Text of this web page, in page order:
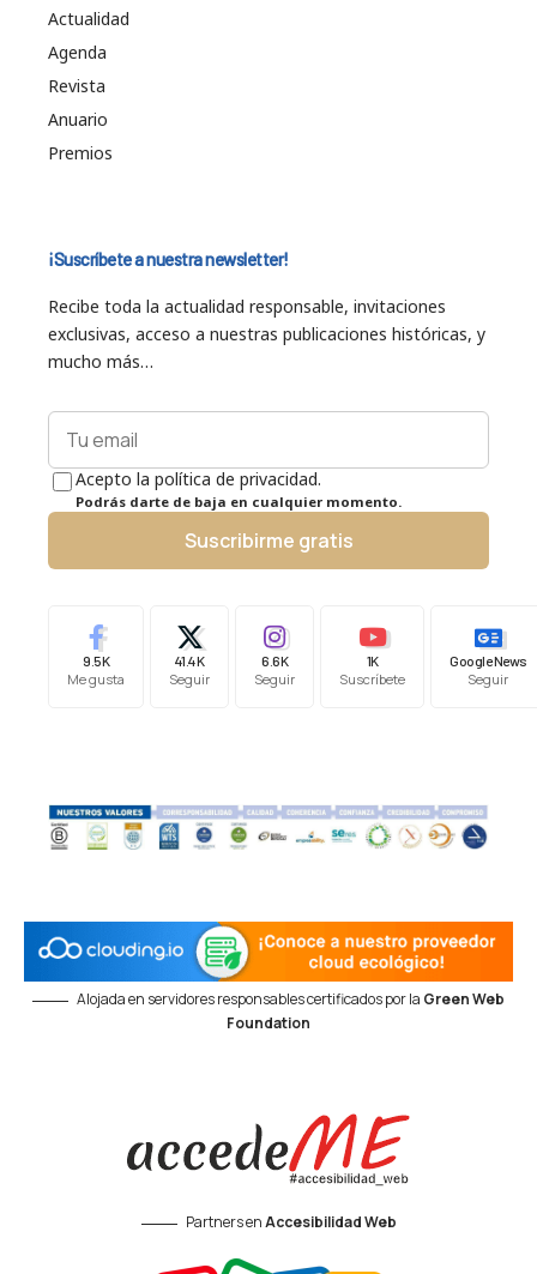
Actualidad
Agenda
Revista
Anuario
Premios
¡Suscríbete a nuestra newsletter!
Recibe toda la actualidad responsable, invitaciones
exclusivas, acceso a nuestras publicaciones históricas, y
mucho más…
Acepto la política de privacidad.
Podrás darte de baja en cualquier momento.
Suscribirme gratis
9.5K
Me gusta
41.4K
Seguir
6.6K
Seguir
1K
Suscríbete
Google News
Seguir
Alojada en servidores responsables certificados por la Green Web
Foundation
Partners enAccesibilidad Web